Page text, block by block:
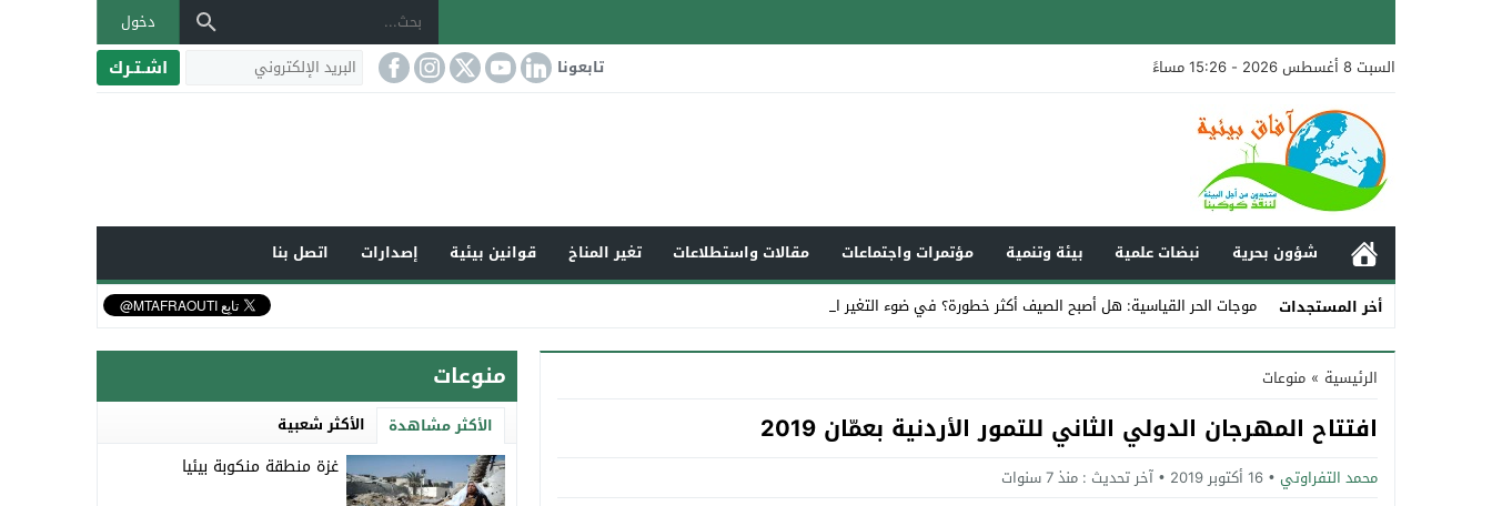
دخول
السبت 8 أغسطس 2026 - 15:26 مساءً
تابعونا اشـتـرك
شؤون بحرية نبضات علمية بيئة وتنمية مؤتمرات واجتماعات مقالات واستطلاعات تغير المناخ قوانين بيئية إصدارات
اتصل بنا
أخر المستجدات
موجات الحر القياسية: هل أصبح الصيف أكثر خطورة؟ في ضوء التغير المناخي العالمي و_
Stop
Next
الرئيسية » منوعات
افتتاح المهرجان الدولي الثاني للتمور الأردنية بعمّان 2019
محمد التفراوتي 16 أكتوبر 2019 آخر تحديث : منذ 7 سنوات
منوعات
الأكثر مشاهدة الأكثر شعبية
غزة منطقة منكوبة بيئيا